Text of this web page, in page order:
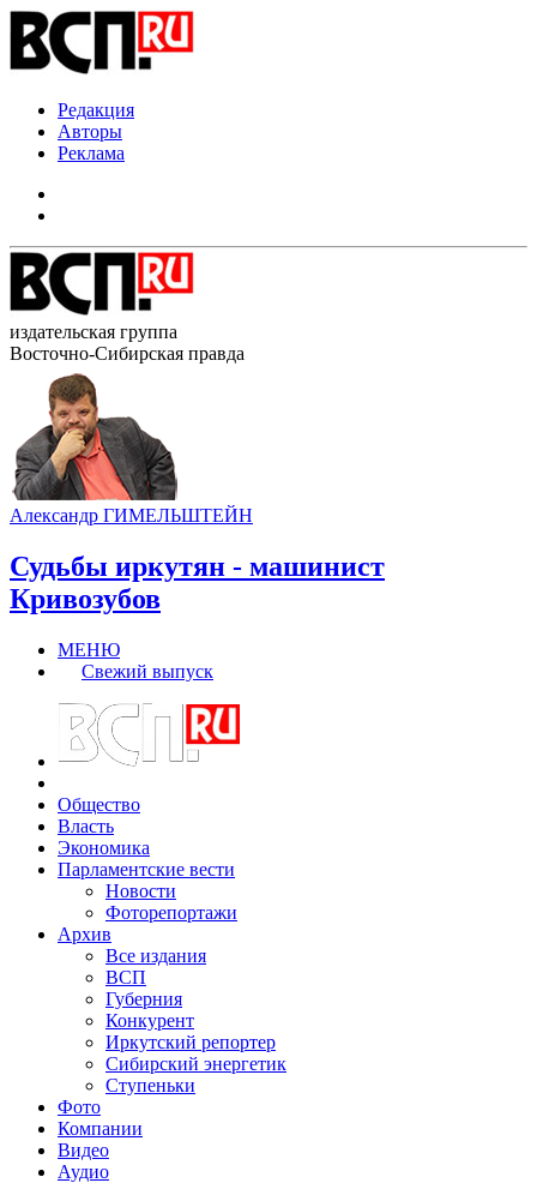
Редакция
Авторы
Реклама
издательская группа
Восточно-Сибирская правда
Александр ГИМЕЛЬШТЕЙН
Судьбы иркутян - машинист
Кривозубов
МЕНЮ
Свежий выпуск
Общество
Власть
Экономика
Парламентские вести
Новости
Фоторепортажи
Архив
Все издания
ВСП
Губерния
Конкурент
Иркутский репортер
Сибирский энергетик
Ступеньки
Фото
Компании
Видео
Аудио